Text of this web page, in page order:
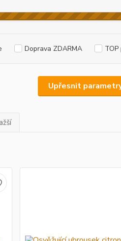
Upřesnit
Doprava ZDARMA